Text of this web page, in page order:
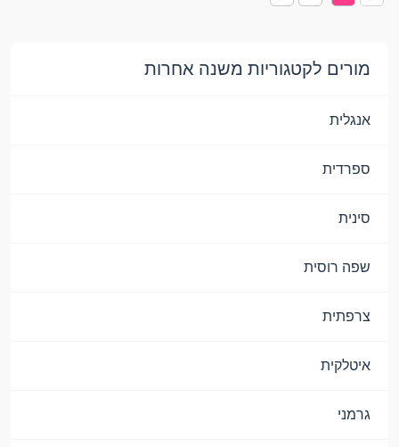
מורים לקטגוריות משנה אחרות
אנגלית
ספרדית
סינית
שפה רוסית
צרפתית
איטלקית
גרמני